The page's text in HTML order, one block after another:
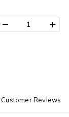
Customer Reviews